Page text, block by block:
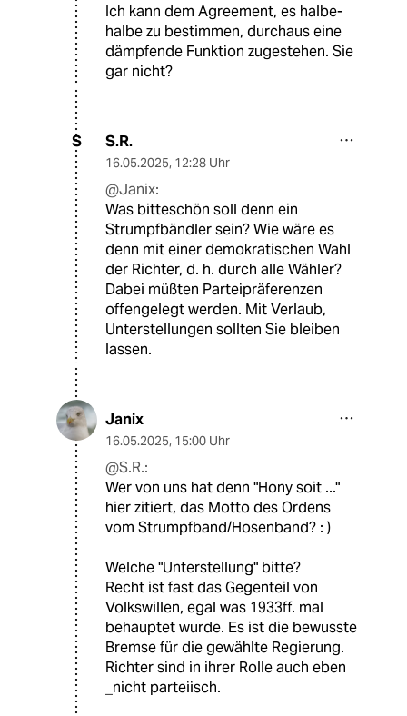
Ich kann dem Agreement, es halbe-
halbe zu bestimmen, durchaus eine
dämpfende Funktion zugestehen. Sie
gar nicht?
S S.R.
16.05.2025, 12:28 Uhr
@Janix:
Was bitteschön soll denn ein
Strumpfbändler sein? Wie wäre es
denn mit einer demokratischen Wahl
der Richter, d. h. durch alle Wähler?
Dabei müßten Parteipräferenzen
offengelegt werden. Mit Verlaub,
Unterstellungen sollten Sie bleiben
lassen.
Janix
16.05.2025, 15:00 Uhr
@S.R.:
Wer von uns hat denn "Hony soit ..."
hier zitiert, das Motto des Ordens
vom Strumpfband/Hosenband? : )
Welche "Unterstellung" bitte?
Recht ist fast das Gegenteil von
Volkswillen, egal was 1933ff. mal
behauptet wurde. Es ist die bewusste
Bremse für die gewählte Regierung.
Richter sind in ihrer Rolle auch eben
_nicht parteiisch.